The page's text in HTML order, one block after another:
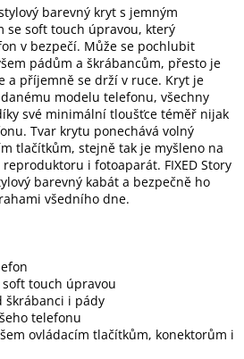
barevný kryt s jemným
se soft touch úpravou, který
v bezpečí. Může se pochlubit
pádům a škrábancům, přesto je
a příjemně se drží v ruce. Kryt je
modelu telefonu, všechny
své minimální tloušťce téměř nijak
Tvar krytu ponechává volný
tlačítkům, stejně tak je myšleno na
i fotoaparát. FIXED Story
barevný kabát a bezpečně ho
všedního dne.
touch úpravou
škrábanci i pády
telefonu
ovládacím tlačítkům, konektorům i